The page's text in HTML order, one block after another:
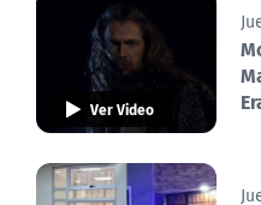
Ver Video